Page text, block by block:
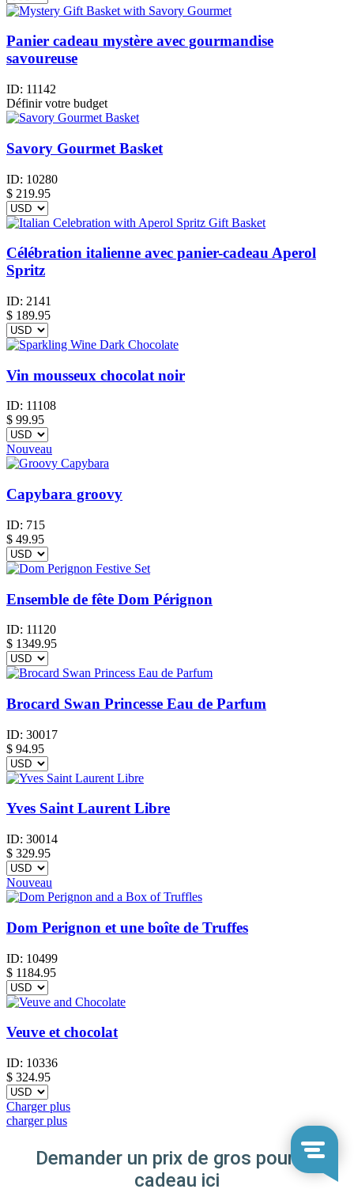
Panier cadeau mystère avec gourmandise
savoureuse
ID: 11142
Définir votre budget
Savory Gourmet Basket
ID: 10280
$ 219.95
Célébration italienne avec panier-cadeau Aperol
Spritz
ID: 2141
$ 189.95
Vin mousseux chocolat noir
ID: 11108
$ 99.95
Nouveau
Capybara groovy
ID: 715
$ 49.95
Ensemble de fête Dom Pérignon
ID: 11120
$ 1349.95
Brocard Swan Princesse Eau de Parfum
ID: 30017
$ 94.95
Yves Saint Laurent Libre
ID: 30014
$ 329.95
Nouveau
Dom Perignon et une boîte de Truffes
ID: 10499
$ 1184.95
Veuve et chocolat
ID: 10336
$ 324.95
Charger plus
charger plus
Demander un prix de gros pour ce
cadeau ici